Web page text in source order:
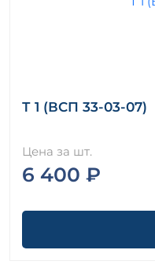
Т 1 (ВСП 33-03-07)
Цена за шт.
6 400 ₽